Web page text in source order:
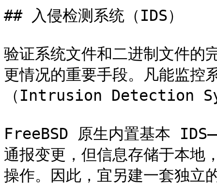
## 入侵检测系统（IDS）
验证系统文件和二进制文件的
更情况的重要手段。凡能监控
（Intrusion Detection
FreeBSD 原生内置基本
通报变更，但信息存储于本地
操作。因此，宜另建一套独立